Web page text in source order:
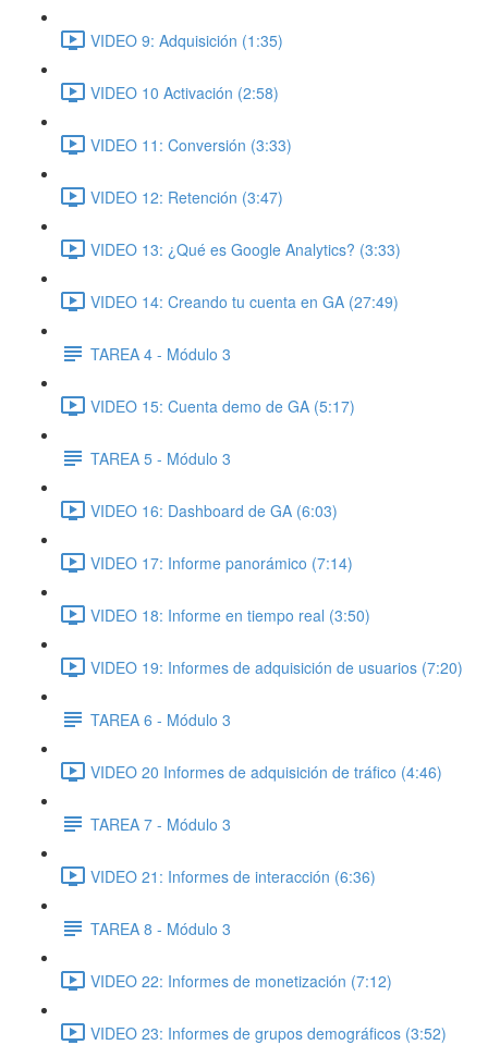
VIDEO 9: Adquisición (1:35)
VIDEO 10 Activación (2:58)
VIDEO 11: Conversión (3:33)
VIDEO 12: Retención (3:47)
VIDEO 13: ¿Qué es Google Analytics? (3:33)
VIDEO 14: Creando tu cuenta en GA (27:49)
TAREA 4 - Módulo 3
VIDEO 15: Cuenta demo de GA (5:17)
TAREA 5 - Módulo 3
VIDEO 16: Dashboard de GA (6:03)
VIDEO 17: Informe panorámico (7:14)
VIDEO 18: Informe en tiempo real (3:50)
VIDEO 19: Informes de adquisición de usuarios (7:20)
TAREA 6 - Módulo 3
VIDEO 20 Informes de adquisición de tráfico (4:46)
TAREA 7 - Módulo 3
VIDEO 21: Informes de interacción (6:36)
TAREA 8 - Módulo 3
VIDEO 22: Informes de monetización (7:12)
VIDEO 23: Informes de grupos demográficos (3:52)